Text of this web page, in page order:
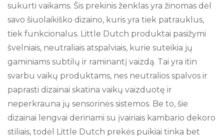
sukurti vaikams. Šis prekinis ženklas yra žinomas dėl
savo šiuolaikiško dizaino, kuris yra tiek patrauklus,
tiek funkcionalus. Little Dutch produktai pasižymi
švelniais, neutraliais atspalviais, kurie suteikia jų
gaminiams subtilų ir raminantį vaizdą. Tai yra itin
svarbu vaikų produktams, nes neutralios spalvos ir
paprasti dizainai skatina vaikų vaizduotę ir
neperkrauna jų sensorinės sistemos. Be to, šie
dizainai lengvai derinami su įvairiais kambario dekoro
stiliais, todėl Little Dutch prekės puikiai tinka bet